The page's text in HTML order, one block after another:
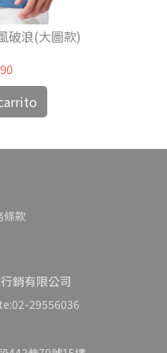
破浪(大圖款)
條款
銷有限公司
29556036